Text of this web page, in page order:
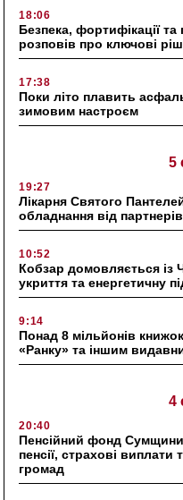
18:06
Безпека, фортифікації
розповів про ключові
17:38
Поки літо плавить
зимовим настроєм
5
19:27
Лікарня Святого
обладнання від
10:52
Кобзар домовляється із
укриття та енергетичну
9:14
Понад 8 мільйонів
«Ранку» та іншим
4
20:40
Пенсійний фонд
пенсії, страхові
громад